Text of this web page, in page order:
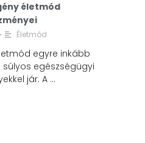
életmód
• Életmód
egyre inkább
súlyos egészségügyi
jár. A …